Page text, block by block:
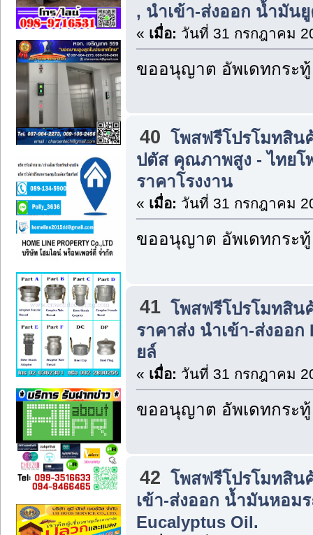
, นำเข้า-ส่งออก น้ำมัน
« เมื่อ: วันที่ 31 กรกฎาคม
ขออนุญาต อัพเดทกระทู้
40 โพสฟรีโปรโมทสิน
ปตัส คุณภาพสูง - ไทยโ
ราคาโรงงาน
« เมื่อ: วันที่ 31 กรกฎาคม
ขออนุญาต อัพเดทกระทู้
41 โพสฟรีโปรโมทสิน
ราคาส่ง นำเข้า-ส่งออ
ยล์
« เมื่อ: วันที่ 31 กรกฎาคม
ขออนุญาต อัพเดทกระทู้
42 โพสฟรีโปรโมทสิน
เข้า-ส่งออก น้ำมันหอม
Eucalyptus Oil.